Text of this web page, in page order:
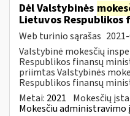
Dėl Valstybinės
Lietuvos
Web turinio sąrašas
Valstybinė mokesčių
Respublikos finansų
priimtas Valstybinės
Respublikos finansų
Metai: 2021 Mokesčių
Mokesčiu